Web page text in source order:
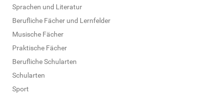
Sprachen und Literatur
Berufliche Fächer und Lernfelder
Musische Fächer
Praktische Fächer
Berufliche Schularten
Schularten
Sport